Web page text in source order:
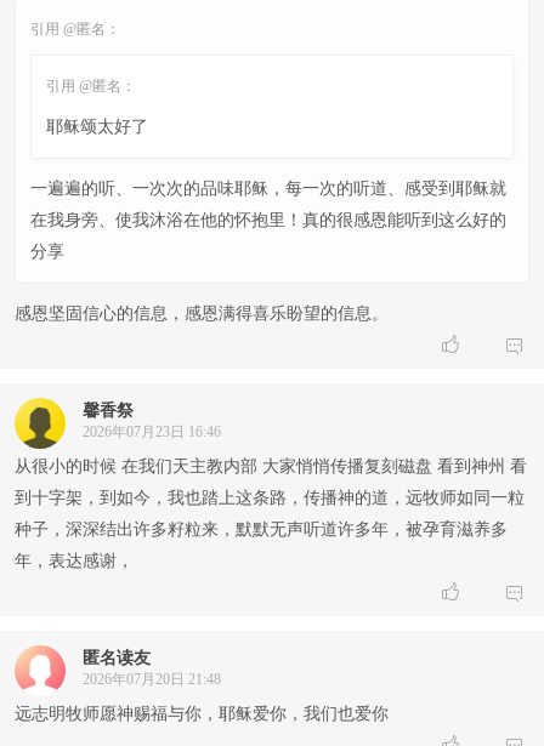
引用 @匿名：
引用 @匿名：
耶稣颂太好了
一遍遍的听、一次次的品味耶稣，每一次的听道、感受到耶稣就
在我身旁、使我沐浴在他的怀抱里！真的很感恩能听到这么好的
分享
感恩坚固信心的信息，感恩满得喜乐盼望的信息。
 
馨香祭
2026年07月23日 16:46
从很小的时候 在我们天主教内部 大家悄悄传播复刻磁盘 看到神州 看
到十字架，到如今，我也踏上这条路，传播神的道，远牧师如同一粒
种子，深深结出许多籽粒来，默默无声听道许多年，被孕育滋养多
年，表达感谢，
 
匿名读友
2026年07月20日 21:48
远志明牧师愿神赐福与你，耶稣爱你，我们也爱你